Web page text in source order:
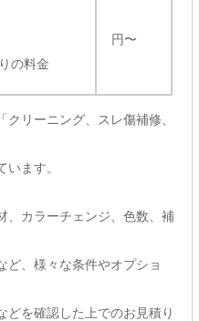
の料金
円〜
リーニング、スレ傷補修、
ます。
、カラーチェンジ、色数、補
ど、様々な条件やオプショ
どを確認した上でのお見積り